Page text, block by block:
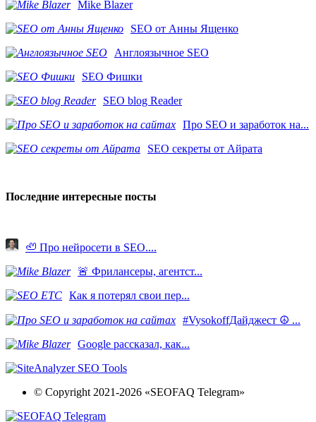
Mike Blazer
SEO от Анны Ященко
Англоязычное SEO
SEO Фишки
SEO blog Reader
Про SEO и заработок на...
SEO секреты от Айрата
Последние интересные посты
🦥 Про нейросети в SEO....
​🚨 Фрилансеры, агентст...
Как я потерял свои пер...
#VysokoffДайджест ☮️ ...
​Google рассказал, как...
© Copyright 2021-2026 «SEOFAQ Telegram»